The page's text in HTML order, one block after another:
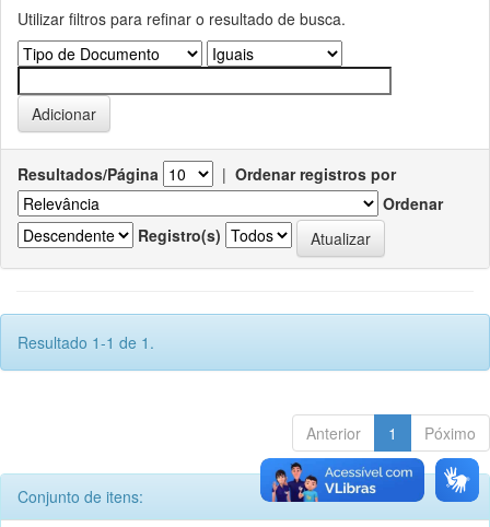
Utilizar filtros para refinar o resultado de busca.
Resultados/Página | Ordenar registros por
Ordenar
Registro(s)
Resultado 1-1 de 1.
Anterior 1 Póximo
Conjunto de itens: